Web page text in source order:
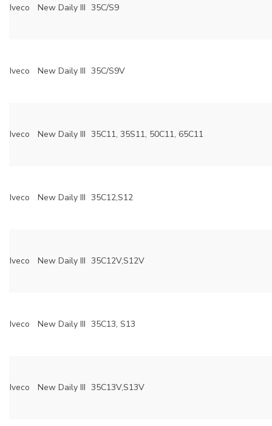
Iveco New Daily III 35C/S9
Iveco New Daily III 35C/S9V
Iveco New Daily III 35C11, 35S11, 50C11, 65C11
Iveco New Daily III 35C12,S12
Iveco New Daily III 35C12V,S12V
Iveco New Daily III 35C13, S13
Iveco New Daily III 35C13V,S13V